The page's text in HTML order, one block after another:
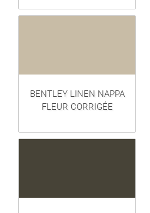
BENTLEY LINEN NAPPA
FLEUR CORRIGÉE